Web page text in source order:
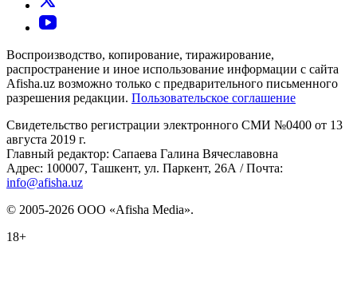
Воспроизводство, копирование, тиражирование,
распространение и иное использование информации с сайта
Afisha.uz возможно только с предварительного письменного
разрешения редакции. Пользовательское соглашение
Свидетельство регистрации электронного СМИ №0400 от 13
августа 2019 г.
Главный редактор: Сапаева Галина Вячеславовна
Адрес: 100007, Ташкент, ул. Паркент, 26А / Почта:
info@afisha.uz
© 2005-2026 ООО «Afisha Media».
18+